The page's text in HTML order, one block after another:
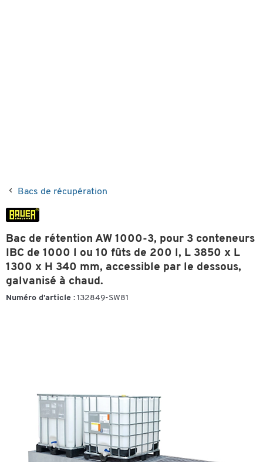
Bacs de récupération
Bac de rétention AW 1000-3, pour 3 conteneurs
IBC de 1000 l ou 10 fûts de 200 l, L 3850 x L
1300 x H 340 mm, accessible par le dessous,
galvanisé à chaud.
Numéro d’article : 132849-SW81